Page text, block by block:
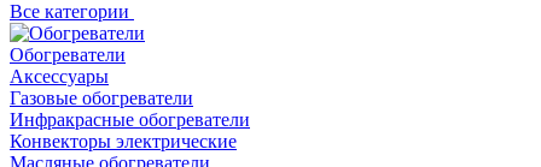
Все категории
Обогреватели
Аксессуары
Газовые обогреватели
Инфракрасные обогреватели
Конвекторы электрические